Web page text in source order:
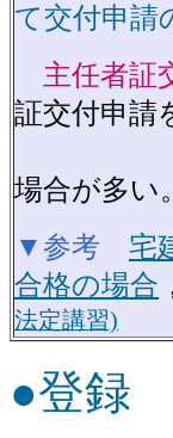
て交付申請
主任者証
証交付申請
こ
場合が多い。
▼参考
宅
合格の場合
法定講習)
●登録